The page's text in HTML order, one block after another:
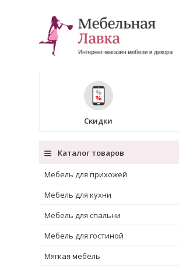
Скидки
Каталог товаров
Мебель для прихожей
Мебель для кухни
Мебель для спальни
Мебель для гостиной
Мягкая мебель